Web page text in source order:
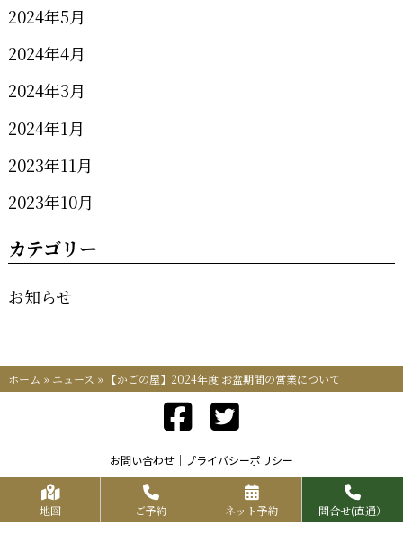
2024年5月
2024年4月
2024年3月
2024年1月
2023年11月
2023年10月
カテゴリー
お知らせ
ホーム » ニュース » 【かごの屋】2024年度 お盆期間の営業について
お問い合わせ プライバシーポリシー
Copyrights KR FOOD SERVICE All Rights Reserved.
地図 ご予約 ネット予約 問合せ(直通）